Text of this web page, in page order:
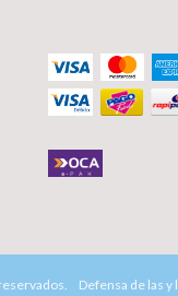
Defensa de las